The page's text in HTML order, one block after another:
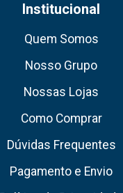
Institucional
Quem Somos
Nosso Grupo
Nossas Lojas
Como Comprar
Dúvidas Frequentes
Pagamento e Envio